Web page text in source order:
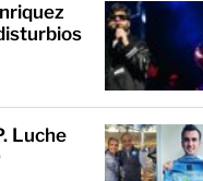
Luche